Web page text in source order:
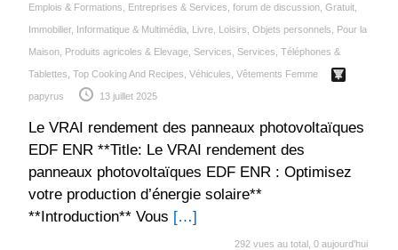
Emplois & Formations Entreprises & Services forum de discussion, Gratuit,
Immobilier, Informatique & Multimédia Livre, Loisirs Objets personnels Pour la
Maison, Produits agricoles & Elevage, Services Services Téléphones &
Tablettes Top Cooking And Recipes Véhicules Vêtements Femme
papyrus 13 juillet 2025
Le VRAI rendement des panneaux photovoltaïques
EDF ENR **Title: Le VRAI rendement des
panneaux photovoltaïques EDF ENR : Optimisez
votre production d’énergie solaire**
**Introduction** Vous […]
292 vues au total, 0 aujourd'hui